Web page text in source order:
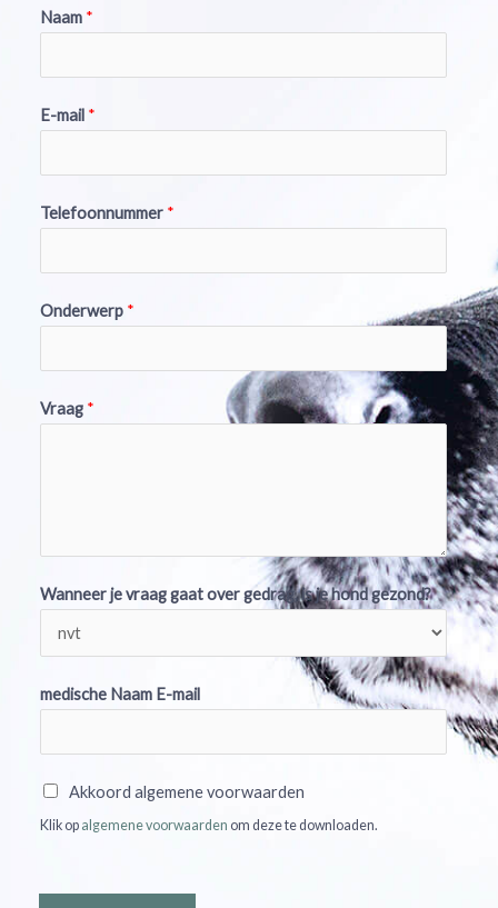
Naam *
E-mail *
Telefoonnummer *
Onderwerp *
Vraag *
Wanneer je vraag gaat over gedrag, is je hond gezond?
medische Naam E-mail
A
k
Akkoord algemene voorwaarden
Klik op algemene voorwaarden om deze te downloaden.